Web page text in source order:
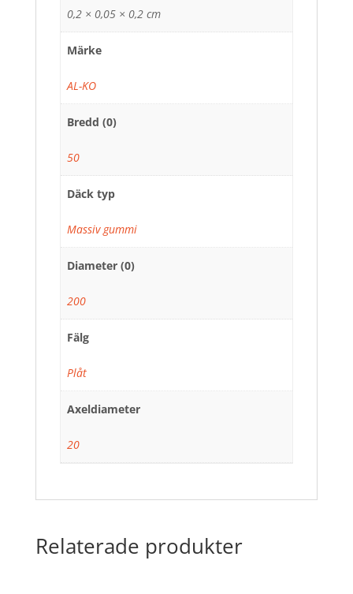
0,2 × 0,05 × 0,2 cm
Märke
AL-KO
Bredd (0)
50
Däck typ
Massiv gummi
Diameter (0)
200
Fälg
Plåt
Axeldiameter
20
Relaterade produkter